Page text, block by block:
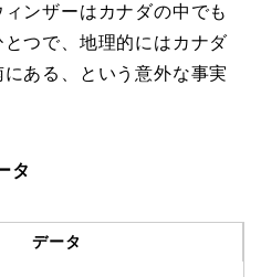
ンザーはカナダの中でも
つで、地理的にはカナダ
ある、という意外な事実
タ
データ